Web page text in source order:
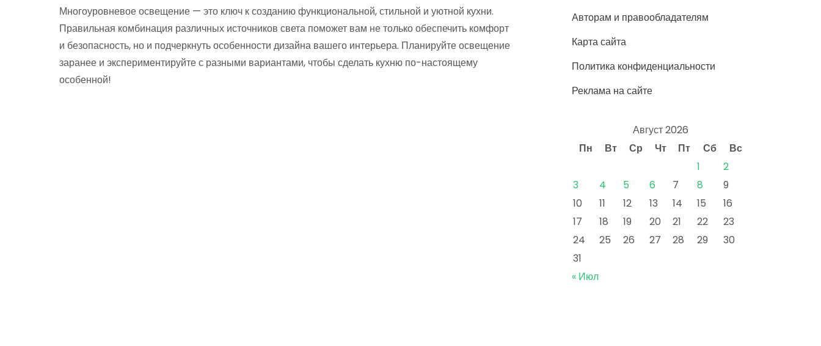
Многоуровневое освещение — это ключ к созданию функциональной, стильной и уютной кухни.
Правильная комбинация различных источников света поможет вам не только обеспечить комфорт
и безопасность, но и подчеркнуть особенности дизайна вашего интерьера. Планируйте освещение
заранее и экспериментируйте с разными вариантами, чтобы сделать кухню по-настоящему
особенной!
Авторам и правообладателям
Карта сайта
Политика конфиденциальности
Реклама на сайте
Август 2026
Пн
Вт Ср Чт Пт Сб
Вс
1
2
3
4 5 6 7 8
9
10
11 12 13 14 15
16
17
18 19 20 21 22
23
24
25 26 27 28 29
30
31
« Июл